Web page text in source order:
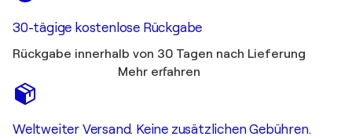
30-tägige kostenlose Rückgabe
Rückgabe innerhalb von 30 Tagen nach Lieferung
Mehr erfahren
Weltweiter Versand. Keine zusätzlichen Gebühren.